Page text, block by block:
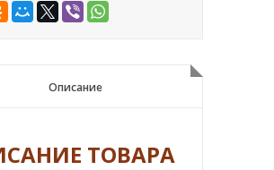
Описание
Описание
ТОВАРА